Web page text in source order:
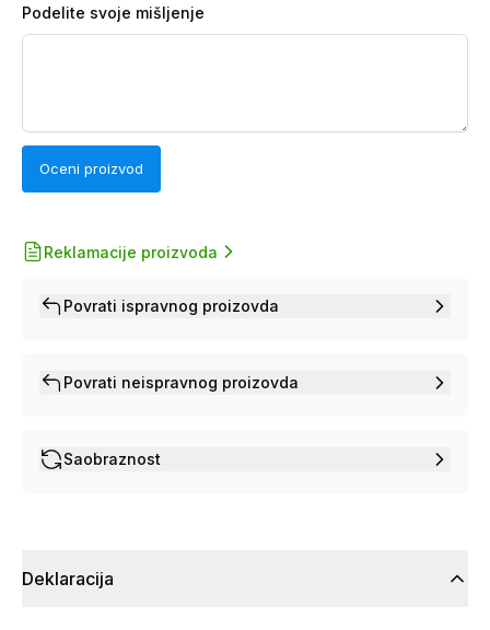
Podelite svoje mišljenje
Oceni proizvod
Reklamacije proizvoda
Povrati ispravnog proizovda
Povrati neispravnog proizovda
Saobraznost
Deklaracija